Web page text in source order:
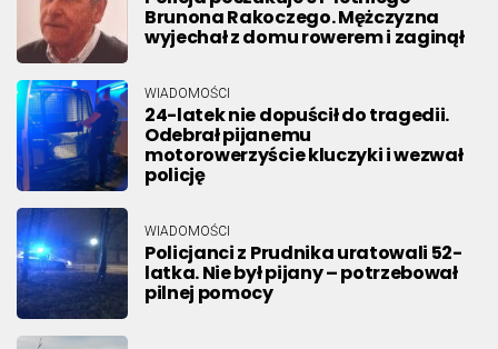
Brunona Rakoczego. Mężczyzna
wyjechał z domu rowerem i zaginął
WIADOMOŚCI
24-latek nie dopuścił do tragedii.
Odebrał pijanemu
motorowerzyście kluczyki i wezwał
policję
WIADOMOŚCI
Policjanci z Prudnika uratowali 52-
latka. Nie był pijany – potrzebował
pilnej pomocy